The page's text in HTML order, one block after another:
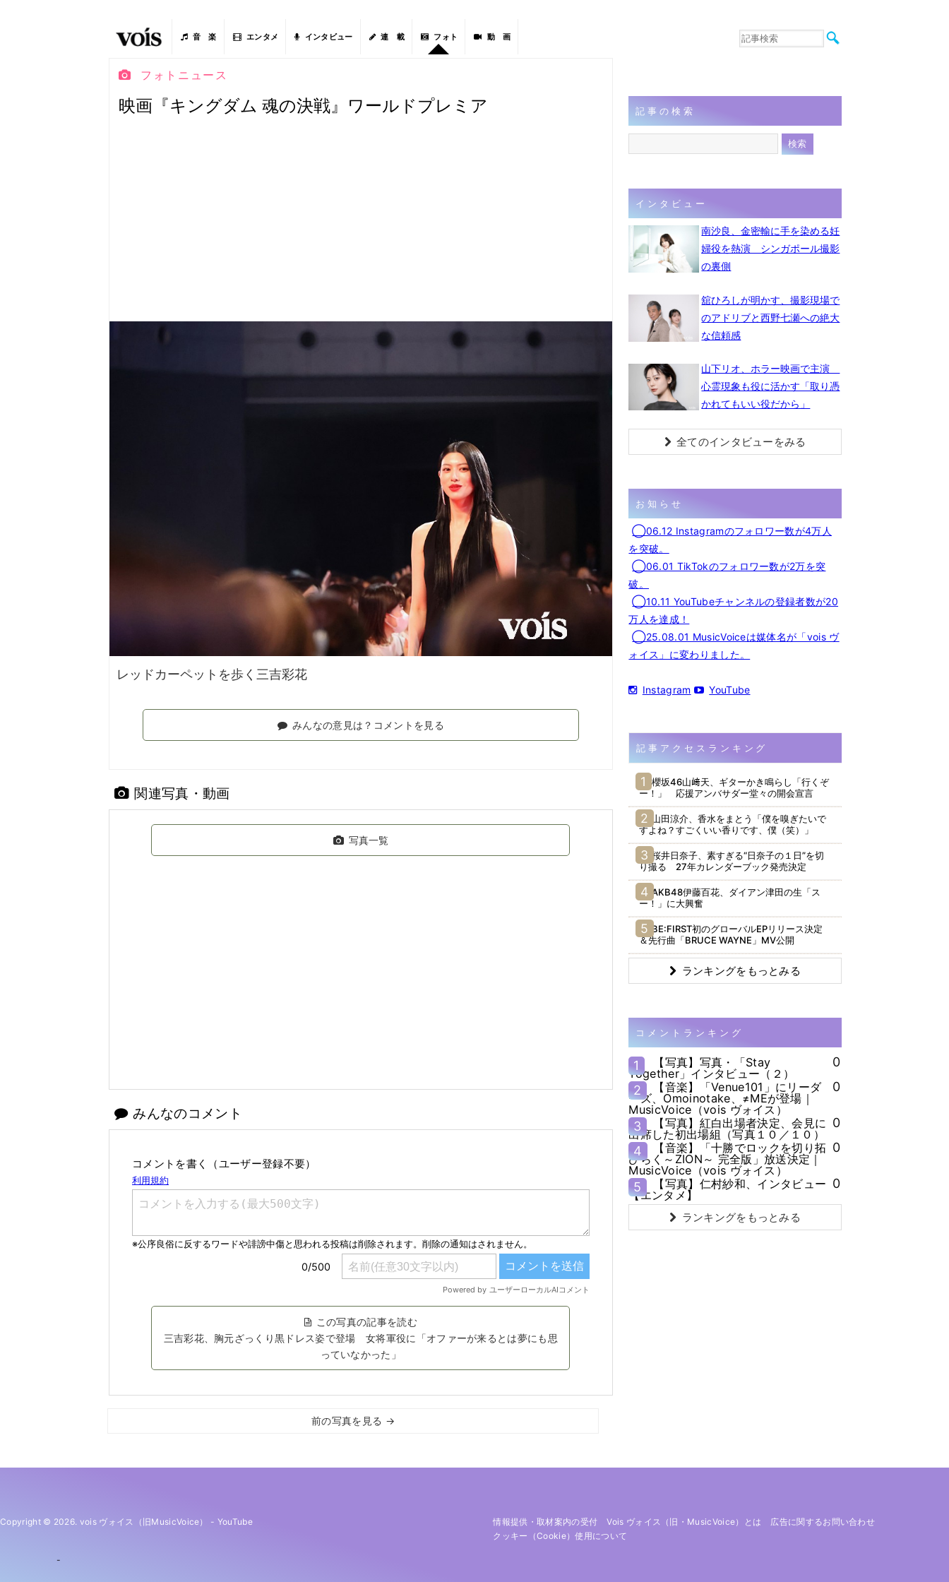
音 楽 エンタメ インタビュー 連 載 フォト 動 画
音楽
連載
フォト
フォトニュース
映画『キングダム 魂の決戦』ワールドプレミア
レッドカーペットを歩く三吉彩花
みんなの意見は？コメントを見る
関連写真・動画
写真一覧
みんなのコメント
コメントを書く（ユーザー登録不要）
この写真の記事を読む
三吉彩花、胸元ざっくり黒ドレス姿で登場 女将軍役に「オファーが来るとは夢にも思
っていなかった」
前の写真を見る →
記事の検索
インタビュー
南沙良、金密輸に手を染める妊
婦役を熱演 シンガポール撮影
の裏側
舘ひろしが明かす、撮影現場で
のアドリブと西野七瀬への絶大
な信頼感
山下リオ、ホラー映画で主演
心霊現象も役に活かす「取り憑
かれてもいい役だから」
全てのインタビューをみる
お知らせ
◯06.12 Instagramのフォロワー数が4万人
を突破。
◯06.01 TikTokのフォロワー数が2万を突
破。
◯10.11 YouTubeチャンネルの登録者数が20
万人を達成！
◯25.08.01 MusicVoiceは媒体名が「vois ヴ
ォイス」に変わりました。
Instagram YouTube
記事アクセスランキング
櫻坂46山﨑天、ギターかき鳴らし「行くぞ
ー！」 応援アンバサダー堂々の開会宣言
山田涼介、香水をまとう「僕を嗅ぎたいで
すよね？すごくいい香りです、僕（笑）」
桜井日奈子、素すぎる“日奈子の１日”を切
り撮る 27年カレンダーブック発売決定
AKB48伊藤百花、ダイアン津田の生「ス
ー！」に大興奮
BE:FIRST初のグローバルEPリリース決定
＆先行曲「BRUCE WAYNE」MV公開
ランキングをもっとみる
コメントランキング
1
【写真】写真・「Stay
Together」インタビュー（２）
0
2
【音楽】「Venue101」にリーダ
ーズ、Omoinotake、≠MEが登場｜
MusicVoice（vois ヴォイス）
0
3
【写真】紅白出場者決定、会見に
出席した初出場組（写真１０／１０）
0
4
【音楽】「十勝でロックを切り拓
ひらく～ZION～ 完全版」放送決定｜
MusicVoice（vois ヴォイス）
0
5
【写真】仁村紗和、インタビュー
【エンタメ】
0
ランキングをもっとみる
Copyright © 2026. vois ヴォイス（旧MusicVoice） - YouTube 情報提供・取材案内の受付 Vois ヴォイス（旧・MusicVoice）とは
広告に関するお問い合わせ
クッキー（cookie）使用について
-